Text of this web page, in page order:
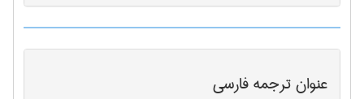
عنوان ترجمه فارسی